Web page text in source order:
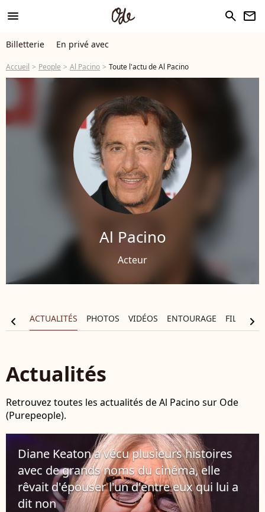
menu search newsletter
Billetterie En privé avec
Accueil People Al Pacino Toute l'actu de Al Pacino
Al Pacino
Acteur
ACTUALITÉS PHOTOS VIDÉOS ENTOURAGE
chevron_left chevron_right
Actualités
Retrouvez toutes les actualités de Al Pacino sur Ode
(Purepeople).
Diane Keaton a vécu plusieurs histoires
avec de grands noms du cinéma, elle
rêvait d'épouser l'un d'entre eux qui lui a
dit non